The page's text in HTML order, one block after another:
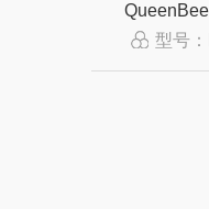
型号